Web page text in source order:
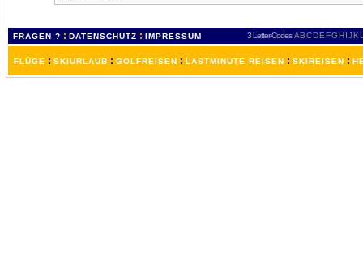
FRAGEN ? : DATENSCHUTZ : IMPRESSUM 3 Letter-Codes ABCDEFGH IJKL
FLÜGE : SKIURLAUB : GOLFREISEN : LASTMINUTE REISEN : SKIREISEN :